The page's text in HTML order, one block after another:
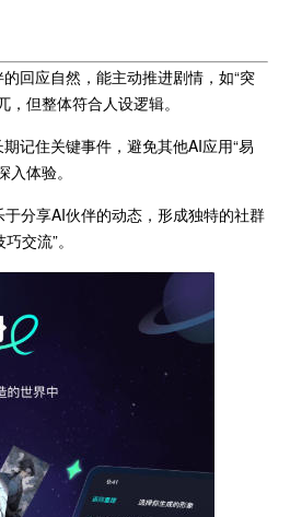
回应自然，能主动推进剧情，如“突
但整体符合人设逻辑。
记住关键事件，避免其他AI应用“易
体验。
分享AI伙伴的动态，形成独特的社群
交流”。